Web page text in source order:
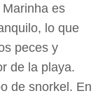
es
lo que
peces y
de la playa.
de snorkel. En